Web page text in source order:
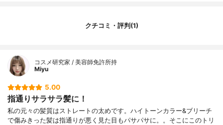
セテアレス-7、セテアレス-25、セテス-1
アナッツ脂肪酸フィトステリル、ラノリ
クチコミ・評判(1)
コスメ研究家 / 美容師免許所持
Miyu
5.00
指通りサラサラ髪に！
私の元々の髪質はストレートの太めです。ハイトーンカラー&ブリーチ
で傷みきった髪は指通りが悪く見た目もパサパサに。。そこにこのトリ